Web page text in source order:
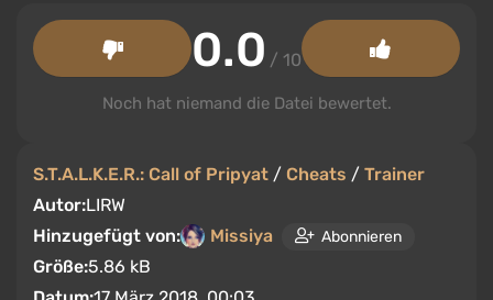
S.T.A.L.K.E.R.: Call of Pripyat / Cheats / Trainer
Autor:LIRW
Hinzugefügt von:
Missiya Abonnieren
Größe:5.86 kB
0.0 / 10
Noch hat niemand die Datei bewertet.